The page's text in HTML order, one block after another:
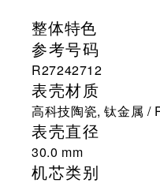
整体特色
参考号码
R27242712
表壳材质
高科技陶瓷, 钛金属 /
表壳直径
30.0 mm
机芯类别